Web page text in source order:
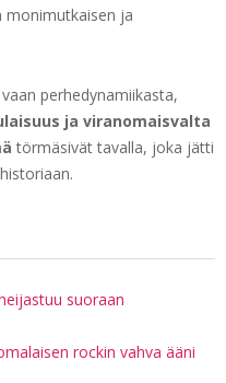
monimutkaisen ja
perhedynamiikasta,
ja viranomaisvalta
törmäsivät tavalla, joka jätti
suoraan
rockin vahva ääni